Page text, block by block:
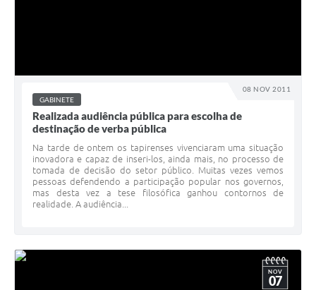
08 NOV 2011
GABINETE
Realizada audiência pública para escolha de
destinação de verba pública
Na tarde de ontem os tapirenses vivenciaram uma situação
inovadora e capaz de inseri-los, ainda mais, no processo de
tomada de decisão do setor público. Muitas vezes vemos
pessoas defendendo a participação popular nos governos,
mas desta vez a tese filosófica ganhou contornos de
realidade. A audiência...
NOV
07